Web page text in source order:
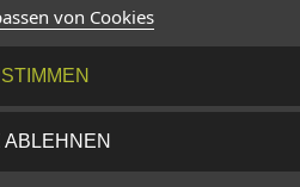
von Cookies
ABLEHNEN
© 2022 - 2025